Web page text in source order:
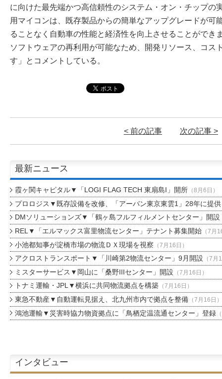
に向けた最先端かつ高信頼性のシステム・オン・チップの
用マイコンは、既存製品からの簡単なアップグレードが可
ることなく自動車の性能と経済性を向上させることができ
ソフトウェアの再利用が可能なため、開発リソース、コス
す」とコメントしている。
< 前の記事 次の記事 >
最新ニュース
霞ヶ関キャピタル▼「LOGI FLAG TECH 東扇島I」開所（8月6日）
プロロジス▼既存設備を改修、「アーバン東京東雲1」28年に提供
DMソリューションズ▼「鶴ヶ島フルフィルメントセンター」開設
REL▼「エルマックス富里物流センター」テナント募集開始（7月
小池都知事が淀橋市場の物流ＤＸ現場を視察 （7月16日）
アクロストランスポート▼「川崎第2物流センター」9月開設 （7月
ミスターサービス▼岡山に「桑野IIIセンター」開設 （7月16日）
トナミ運輸・JPL▼横浜に共同物流拠点を構築（7月16日）
東急不動産▼自動運転見据え、北九州市内で拠点を整備（7月16日）
鴻池運輸▼災害時協力物資拠点に「鳥栖定温流通センター」登録
インタビュー